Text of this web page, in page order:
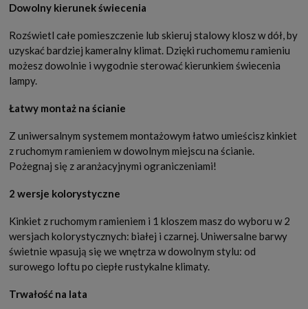
Dowolny kierunek świecenia
Rozświetl całe pomieszczenie lub skieruj stalowy klosz w dół, by
uzyskać bardziej kameralny klimat. Dzięki ruchomemu ramieniu
możesz dowolnie i wygodnie sterować kierunkiem świecenia
lampy.
Łatwy montaż na ścianie
Z uniwersalnym systemem montażowym łatwo umieścisz kinkiet
z ruchomym ramieniem w dowolnym miejscu na ścianie.
Pożegnaj się z aranżacyjnymi ograniczeniami!
2 wersje kolorystyczne
Kinkiet z ruchomym ramieniem i 1 kloszem masz do wyboru w 2
wersjach kolorystycznych: białej i czarnej. Uniwersalne barwy
świetnie wpasują się we wnętrza w dowolnym stylu: od
surowego loftu po ciepłe rustykalne klimaty.
Trwałość na lata